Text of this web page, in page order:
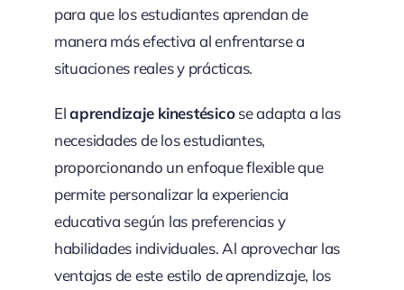
para que los estudiantes aprendan de
manera más efectiva al enfrentarse a
situaciones reales y prácticas.
Elaprendizaje kinestésicose adapta a las
necesidades de los estudiantes,
proporcionando un enfoque flexible que
permite personalizar la experiencia
educativa según las preferencias y
habilidades individuales. Al aprovechar las
ventajas de este estilo de aprendizaje, los